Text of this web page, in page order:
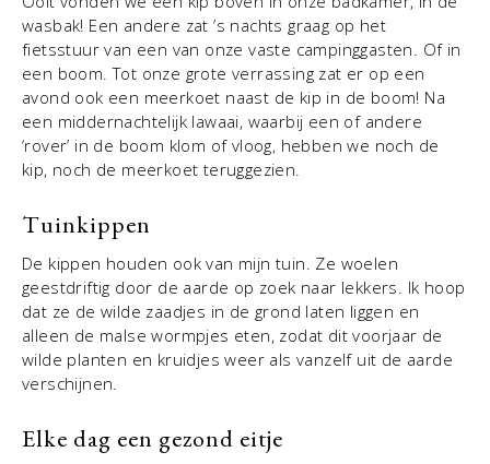
wasbak! Een andere zat ’s nachts graag op het
fietsstuur van een van onze vaste campinggasten. Of in
een boom. Tot onze grote verrassing zat er op een
avond ook een meerkoet naast de kip in de boom! Na
een middernachtelijk lawaai, waarbij een of andere
‘rover’ in de boom klom of vloog, hebben we noch de
kip, noch de meerkoet teruggezien.
Tuinkippen
De kippen houden ook van mijn tuin. Ze woelen
geestdriftig door de aarde op zoek naar lekkers. Ik hoop
dat ze de wilde zaadjes in de grond laten liggen en
alleen de malse wormpjes eten, zodat dit voorjaar de
wilde planten en kruidjes weer als vanzelf uit de aarde
verschijnen.
Elke dag een gezond eitje